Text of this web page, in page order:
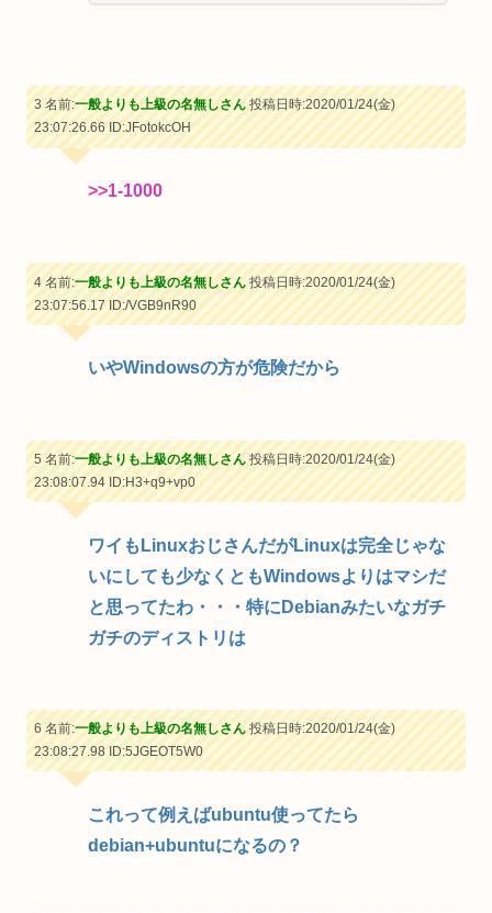
3 名前:一般よりも上級の名無しさん投稿日時:2020/01/24(金)
23:07:26.66ID:JFotokcOH
>>1-1000
4 名前:一般よりも上級の名無しさん投稿日時:2020/01/24(金)
23:07:56.17ID:/VGB9nR90
いやWindowsの方が危険だから
5 名前:一般よりも上級の名無しさん投稿日時:2020/01/24(金)
23:08:07.94ID:H3+q9+vp0
ワイもLinuxおじさんだがLinuxは完全じゃな
いにしても少なくともWindowsよりはマシだ
と思ってたわ・・・特にDebianみたいなガチ
ガチのディストリは
6 名前:一般よりも上級の名無しさん投稿日時:2020/01/24(金)
23:08:27.98ID:5JGEOT5W0
これって例えばubuntu使ってたら
debian+ubuntuになるの？